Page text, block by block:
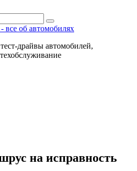
все об автомобилях
драйвы автомобилей,
на исправность